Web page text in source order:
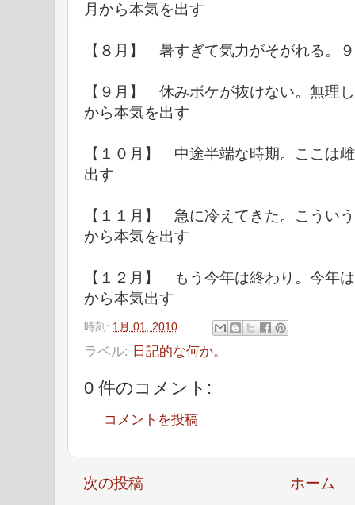
月から本気を出す
【８月】 暑すぎて気力がそがれる。
【９月】 休みボケが抜けない。無理
から本気を出す
【１０月】 中途半端な時期。ここは
出す
【１１月】 急に冷えてきた。こうい
から本気を出す
【１２月】 もう今年は終わり。今年
から本気出す
時刻: 1月 01, 2010
ラベル: 日記的な何か。
0 件のコメント:
コメントを投稿
次の投稿 ホーム